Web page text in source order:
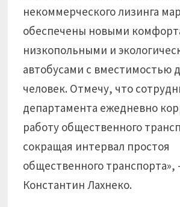
некоммерческого лизинга
обеспечены новыми
низкопольными и
автобусами с вместимостью
человек. Отмечу, что
департамента ежедневно
работу общественного
сокращая интервал простоя
общественного транспорта»,
Константин Лахнеко.